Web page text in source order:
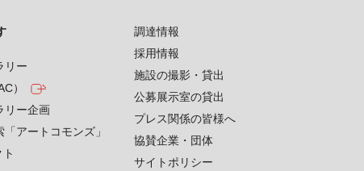
リー
）
リー企画
アートコモンズ」
調達情報
採用情報
施設の撮影・貸出
公募展示室の貸出
プレス関係の皆様へ
協賛企業・団体
サイトポリシー